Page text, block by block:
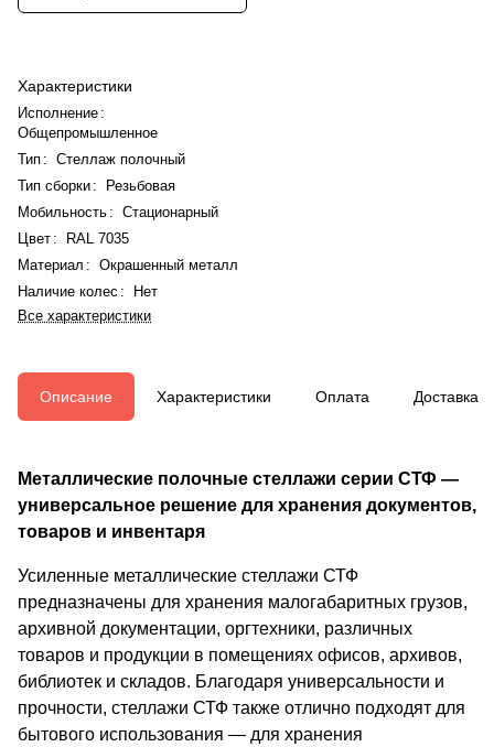
Характеристики
Исполнение :
Общепромышленное
Тип : Стеллаж полочный
Тип сборки:
Резьбовая
Мобильность : Стационарный
Цвет :
RAL 7035
Материал : Окрашенный металл
Наличие колес :
Нет
Все характеристики
Описание Характеристики Оплата Доставка
Металлические полочные стеллажи серии СТФ —
универсальное решение для хранения документов,
товаров и инвентаря
Усиленные металлические стеллажи СТФ
предназначены для хранения малогабаритных грузов,
архивной документации, оргтехники, различных
товаров и продукции в помещениях офисов, архивов,
библиотек и складов. Благодаря универсальности и
прочности, стеллажи СТФ также отлично подходят для
бытового использования — для хранения